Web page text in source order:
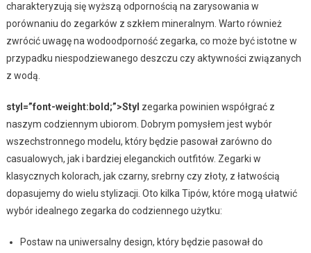
charakteryzują się wyższą odpornością na zarysowania w
porównaniu do zegarków z szkłem mineralnym. Warto również
zwrócić uwagę na wodoodporność zegarka, co może być istotne w
przypadku niespodziewanego deszczu czy aktywności związanych
z wodą.
styl=”font-weight:bold;”>Styl zegarka powinien współgrać z
naszym codziennym ubiorom. Dobrym pomysłem jest wybór
wszechstronnego modelu, który będzie pasował zarówno do
casualowych, jak i bardziej eleganckich outfitów. Zegarki w
klasycznych kolorach, jak czarny, srebrny czy złoty, z łatwością
dopasujemy do wielu stylizacji. Oto kilka Tipów, które mogą ułatwić
wybór idealnego zegarka do codziennego użytku:
Postaw na uniwersalny design, który będzie pasował do